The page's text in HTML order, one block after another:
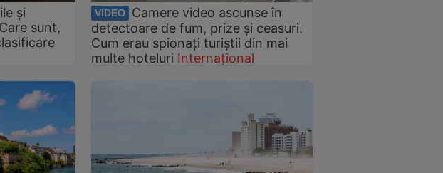
și
sunt,
VIDEO
Camere video ascunse în
detectoare de fum, prize și ceasuri.
Cum erau spionați turiștii din mai
multe hoteluri Internațional